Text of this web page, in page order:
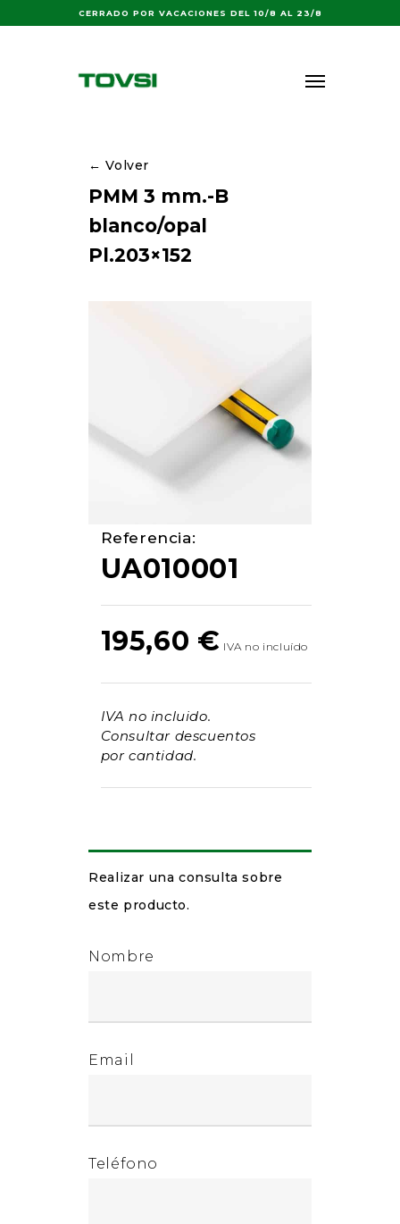
CERRADO POR VACACIONES DEL 10/8 AL 23/8
← Volver
PMM 3 mm.-B
blanco/opal
Pl.203×152
Referencia:
UA010001
195,60 €
IVA no incluido.
Consultar descuentos
por cantidad.
Realizar una consulta sobre
este producto.
Nombre
Email
Teléfono